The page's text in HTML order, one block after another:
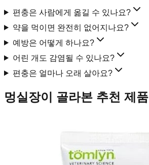
편충은 사람에게 옮길 수 있나요?
약을 먹이면 완전히 없어지나요?
예방은 어떻게 하나요?
어린 개도 감염될 수 있나요?
편충은 얼마나 오래 살아요?
멍실장이 골라본 추천 제품